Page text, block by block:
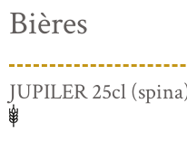
Bières
JUPILER 25cl